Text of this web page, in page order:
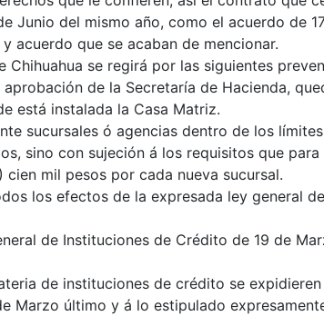
Junio del mismo año, como el acuerdo de
acuerdo que se acaban de mencionar.
se regirá por las siguientes
de la Secretaría de Hacienda,
está instalada la Casa Matriz.
sucursales ó agencias dentro de los
sino con sujeción á los requisitos que
mil pesos por cada nueva sucursal.
los efectos de la expresada ley general
de Instituciones de Crédito de 19 de
de instituciones de crédito se
Marzo último y á lo estipulado